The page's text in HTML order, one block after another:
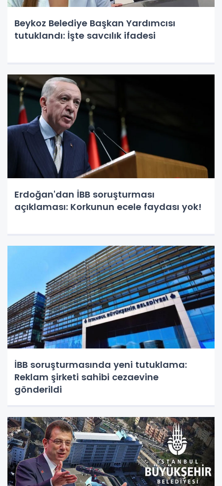
Beykoz Belediye Başkan Yardımcısı
tutuklandı: İşte savcılık ifadesi
Erdoğan'dan İBB soruşturması
açıklaması: Korkunun ecele faydası yok!
İBB soruşturmasında yeni tutuklama:
Reklam şirketi sahibi cezaevine
gönderildi